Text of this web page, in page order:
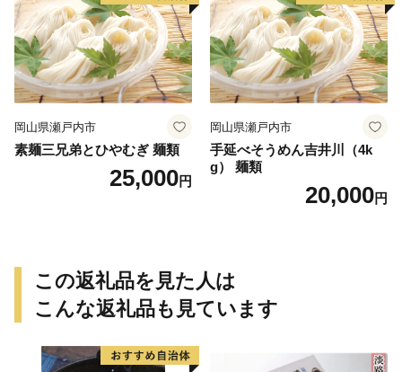
岡山県瀬戸内市
素麺三兄弟とひやむぎ 麺類
25,000円
岡山県瀬戸内市
手延べそうめん吉井川（4k
g） 麺類
20,000円
この返礼品を見た人は
こんな返礼品も見ています